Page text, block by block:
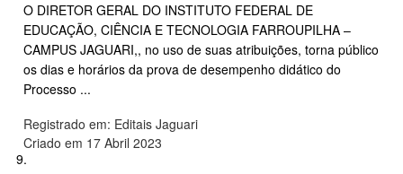
O DIRETOR GERAL DO INSTITUTO FEDERAL DE
EDUCAÇÃO, CIÊNCIA E TECNOLOGIA FARROUPILHA –
CAMPUS JAGUARI,, no uso de suas atribuições, torna público
os dias e horários da prova de desempenho didático do
Processo ...
Registrado em: Editais Jaguari
Criado em 17 Abril 2023
9.